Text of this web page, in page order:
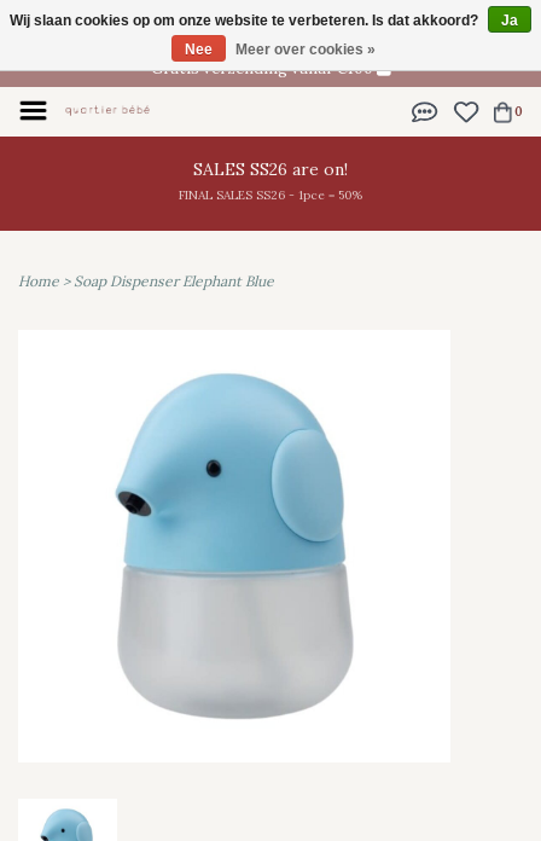
NL
Gratis verzending vanaf €100
0
SALES SS26 are on!
FINAL SALES SS26 - 1pce = 50%
Home > Soap Dispenser Elephant Blue
Wij slaan cookies op om onze website te verbeteren. Is dat akkoord?
Ja
Nee
Meer over cookies »